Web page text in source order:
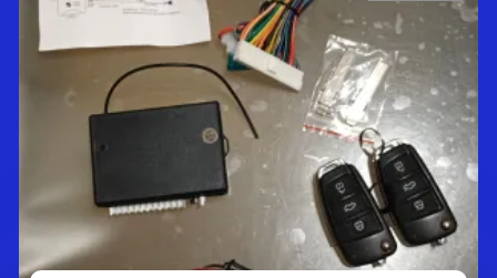
Note 5.00